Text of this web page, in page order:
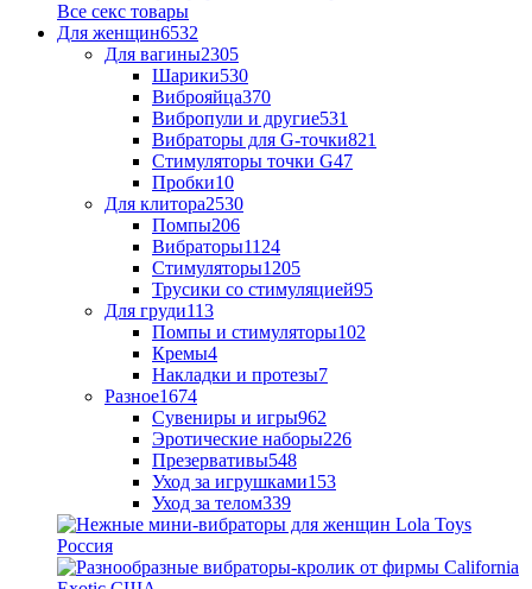
Все секс товары
Для женщин6532
Для вагины2305
Шарики530
Виброяйца370
Вибропули и другие531
Вибраторы для G-точки821
Стимуляторы точки G47
Пробки10
Для клитора2530
Помпы206
Вибраторы1124
Стимуляторы1205
Трусики со стимуляцией95
Для груди113
Помпы и стимуляторы102
Кремы4
Накладки и протезы7
Разное1674
Сувениры и игры962
Эротические наборы226
Презервативы548
Уход за игрушками153
Уход за телом339